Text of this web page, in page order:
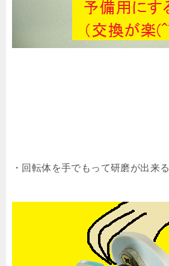
・回転体を手でもって研磨が出来る